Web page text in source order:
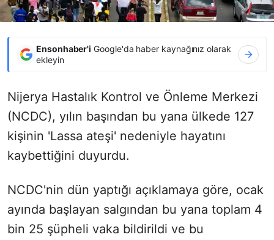
Ensonhaber'i Google'da haber kaynağınız olarak
ekleyin
Nijerya Hastalık Kontrol ve Önleme Merkezi
(NCDC), yılın başından bu yana ülkede 127
kişinin 'Lassa ateşi' nedeniyle hayatını
kaybettiğini duyurdu.
NCDC'nin dün yaptığı açıklamaya göre, ocak
ayında başlayan salgından bu yana toplam 4
bin 25 şüpheli vaka bildirildi ve bu